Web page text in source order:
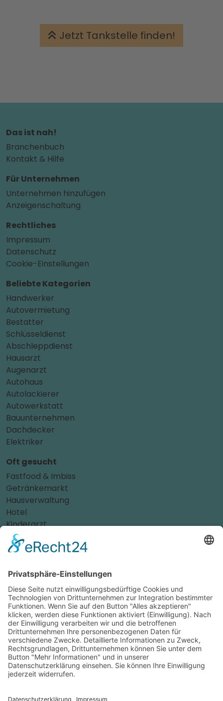
Jetzt Tankstelle finden!
Das ist nah!
Branchenbuch
Kontakt & Hilfe
Für Unternehmen
Unternehmen hinzufügen
Anzeigenschaltung
Rechtliches
Impressum
Datenschutz
Cookie-Einstellungen
Beliebte Kategorien
Handwerker
Autovermietung
Bestatter
Schlüsseldienst
Abschleppdienst
Hausarzt
Augenarzt
Autohaus
Autolackierer
Autowerkstatt
Bauunternehmen
Dachdecker
Elektriker
Oft gesucht
Fastfood & Imbiss
Getränkemarkt
Hausverwaltung
Hotel
Kinderarzt
Personalvermittler
Weitere Sportvereine
Zahnarzt
Tennis
Tankstelle
Tierbedarf
Parken
Für Ihr Unternehmen
Sichern Sie sich die Vorteile vondas ist nah! Mit uns
erreichen Sie neue Kunden und bleiben Ihren
Bestandskunden in guter Erinnerung.
Schon ab günstigen 29,- € im Monat.